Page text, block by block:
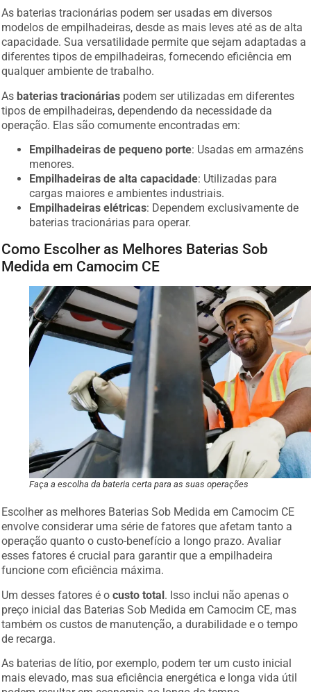
As baterias tracionárias podem ser usadas em diversos
modelos de empilhadeiras, desde as mais leves até as de alta
capacidade. Sua versatilidade permite que sejam adaptadas a
diferentes tipos de empilhadeiras, fornecendo eficiência em
qualquer ambiente de trabalho.
As baterias tracionárias
podem ser utilizadas em diferentes
tipos de empilhadeiras, dependendo da necessidade da
operação. Elas são comumente encontradas em:
Empilhadeiras de pequeno porte: Usadas em armazéns
menores.
Empilhadeiras de alta capacidade: Utilizadas para
cargas maiores e ambientes industriais.
Empilhadeiras elétricas: Dependem exclusivamente de
baterias tracionárias para operar.
Como Escolher as Melhores Baterias Sob
Medida em Camocim CE
Faça a escolha da bateria certa para as suas operações
Escolher as melhores Baterias Sob Medida em Camocim CE
envolve considerar uma série de fatores que afetam tanto a
operação quanto o custo-benefício a longo prazo. Avaliar
esses fatores é crucial para garantir que a empilhadeira
funcione com eficiência máxima.
Um desses fatores é o
custo total . Isso inclui não apenas o
preço inicial das Baterias Sob Medida em Camocim CE, mas
também os custos de manutenção, a durabilidade e o tempo
de recarga.
As baterias de lítio, por exemplo, podem ter um custo inicial
mais elevado, mas sua eficiência energética e longa vida útil
podem resultar em economia ao longo do tempo.